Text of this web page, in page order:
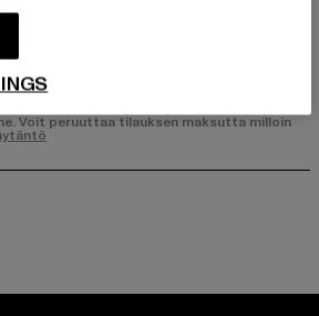
REKISTERÖIDY
Voit peruuttaa tilauksen maksutta milloin
page:page:
YouTube channel: